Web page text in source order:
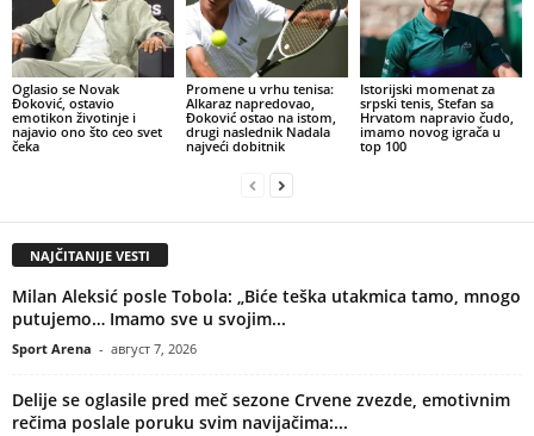
Oglasio se Novak
Đoković, ostavio
emotikon životinje i
najavio ono što ceo svet
čeka
Promene u vrhu tenisa:
Alkaraz napredovao,
Đoković ostao na istom,
drugi naslednik Nadala
najveći dobitnik
Istorijski momenat za
srpski tenis, Stefan sa
Hrvatom napravio čudo,
imamo novog igrača u
top 100
NAJČITANIJE VESTI
Milan Aleksić posle Tobola: „Biće teška utakmica tamo, mnogo
putujemo… Imamo sve u svojim...
Sport Arena - август 7, 2026
Delije se oglasile pred meč sezone Crvene zvezde, emotivnim
rečima poslale poruku svim navijačima:...